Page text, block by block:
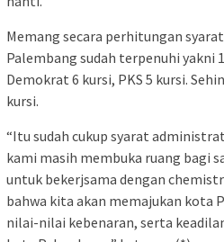
Memang secara perhitungan
Palembang sudah terpenuhi yakni
Demokrat 6 kursi, PKS 5 kursi.
kursi.
“Itu sudah cukup syarat
kami masih membuka ruang bagi
untuk bekerjsama dengan
bahwa kita akan memajukan kota
nilai-nilai kebenaran, serta